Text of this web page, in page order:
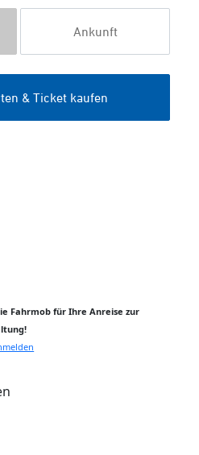
Fahrmob für Ihre Anreise zur